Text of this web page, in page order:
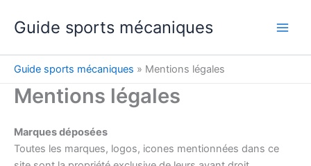
Guide sports mécaniques
Guide sports mécaniques » Mentions légales
Mentions légales
Marques déposées
Toutes les marques, logos, icones mentionnées dans ce